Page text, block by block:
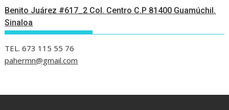
Benito Juárez #617_2 Col. Centro C.P 81400 Guamúchil.
Sinaloa
TEL. 673 115 55 76
pahermn@gmail.com